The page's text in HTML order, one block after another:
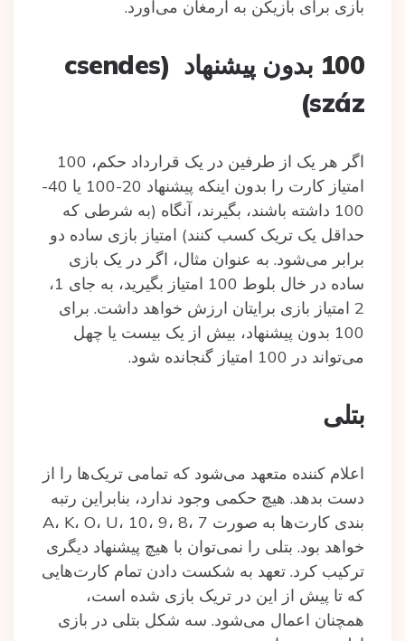
بازی برای بازیکن به ارمغان می‌آورد.
100 بدون پیشنهاد (csendes
száz)
اگر هر یک از طرفین در یک قرارداد حکم، 100
امتیاز کارت را بدون اینکه پیشنهاد 20-100 یا 40-
100 داشته باشند، بگیرند، آنگاه (به شرطی که
حداقل یک تریک کسب کنند) امتیاز بازی ساده دو
برابر می‌شود. به عنوان مثال، اگر در یک بازی
ساده در خال بلوط 100 امتیاز بگیرید، به جای 1،
2 امتیاز بازی برایتان ارزش خواهد داشت. برای
100 بدون پیشنهاد، بیش از یک بیست یا چهل
می‌تواند در 100 امتیاز گنجانده شود.
بتلی
اعلام کننده متعهد می‌شود که تمامی تریک‌ها را از
دست بدهد. هیچ حکمی وجود ندارد، بنابراین رتبه
بندی کارت‌ها به صورت A، K، O، U، 10، 9، 8، 7
خواهد بود. بتلی را نمی‌توان با هیچ پیشنهاد دیگری
ترکیب کرد. تعهد به شکست دادن‌ تمام کارت‌هایی
که تا پیش از این در تریک بازی شده‌ است،
همچنان اعمال می‌شود. سه شکل بتلی در بازی